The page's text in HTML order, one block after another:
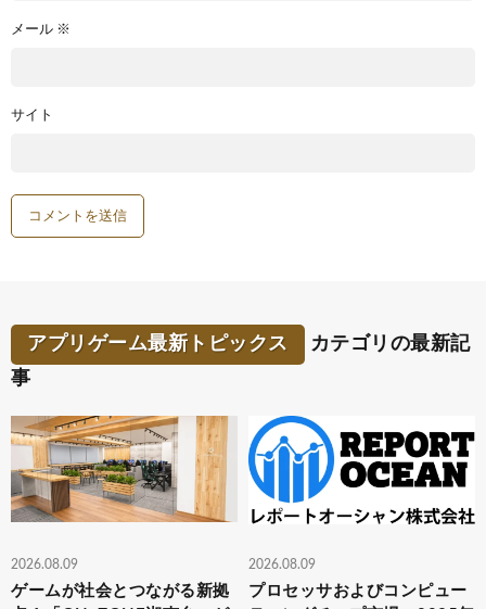
メール ※
サイト
アプリゲーム最新トピックス
カテゴリの最新記
事
2026.08.09
ゲームが社会とつながる新拠
2026.08.09
プロセッサおよびコンピュー